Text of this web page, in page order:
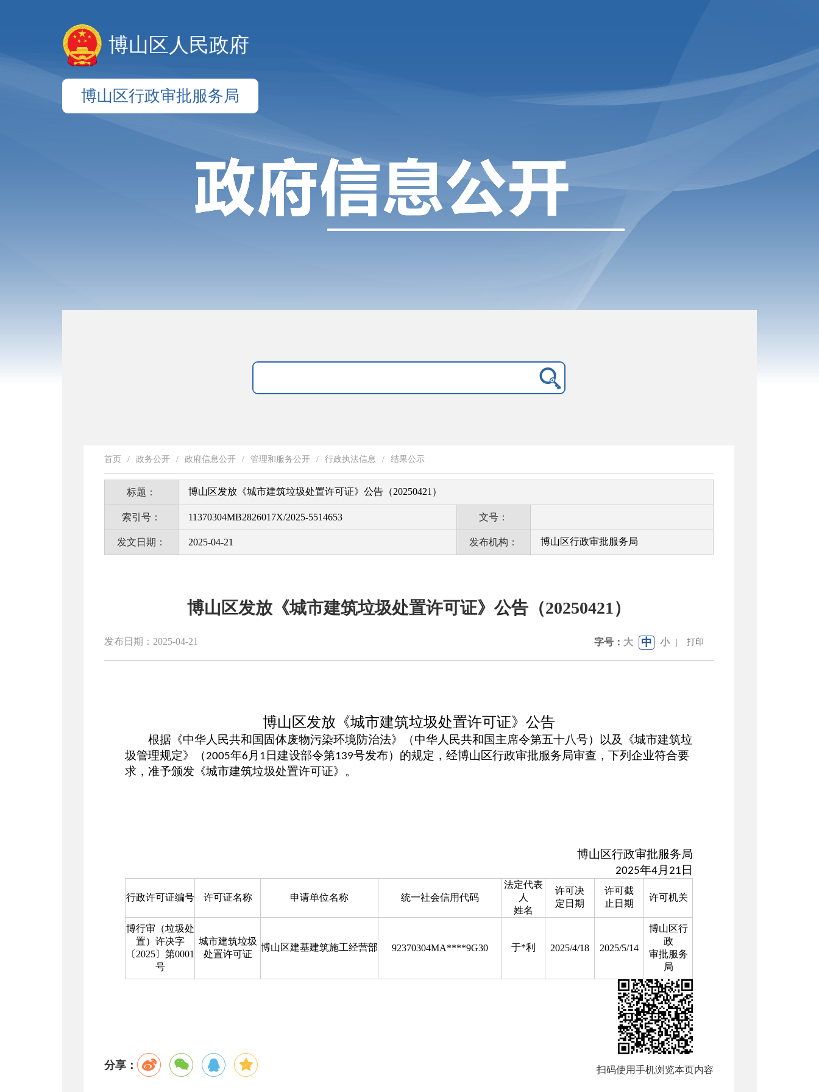
博山区人民政府
博山区行政审批服务局
首页 / 政务公开 / 政府信息公开 / 管理和服务公开 / 行政执法信息 / 结果公示
标题： 博山区发放《城市建筑垃圾处置许可证》公告（20250421）
索引号： 11370304MB2826017X/2025-5514653 文号：
发文日期： 2025-04-21 发布机构： 博山区行政审批服务局
博山区发放《城市建筑垃圾处置许可证》公告（20250421）
发布日期：2025-04-21 字号： 大 中 小 | 打印
博山区发放《城市建筑垃圾处置许可证》公告
根据《中华人民共和国固体废物污染环境防治法》（中华人民共和国主席令第五十八号）以及《城市建筑垃
圾管理规定》（2005年6 月 1 日建设部令第139号发布）的规定， 经博山区行政审批服务局审查，下列企业符合要
求，准予颁发《城市建筑垃圾处置许可证》。
博山区行政审批服务局
2025年4 月 21 日
行政许可证编号 许可证名称 申请单位名称 统一社会信用代码
法定代表
人
姓名
许可决
定日期
许可截
止日期
许可机关
博行审（垃圾处
置）许决字
〔2025〕第0001
号
城市建筑垃圾
处置许可证
博山区建基建筑施工经营部 92370304MA****9G30 于*利 2025/4/18 2025/5/14
博山区行
政
审批服务
局
分享： 扫码使用手机浏览本页内容